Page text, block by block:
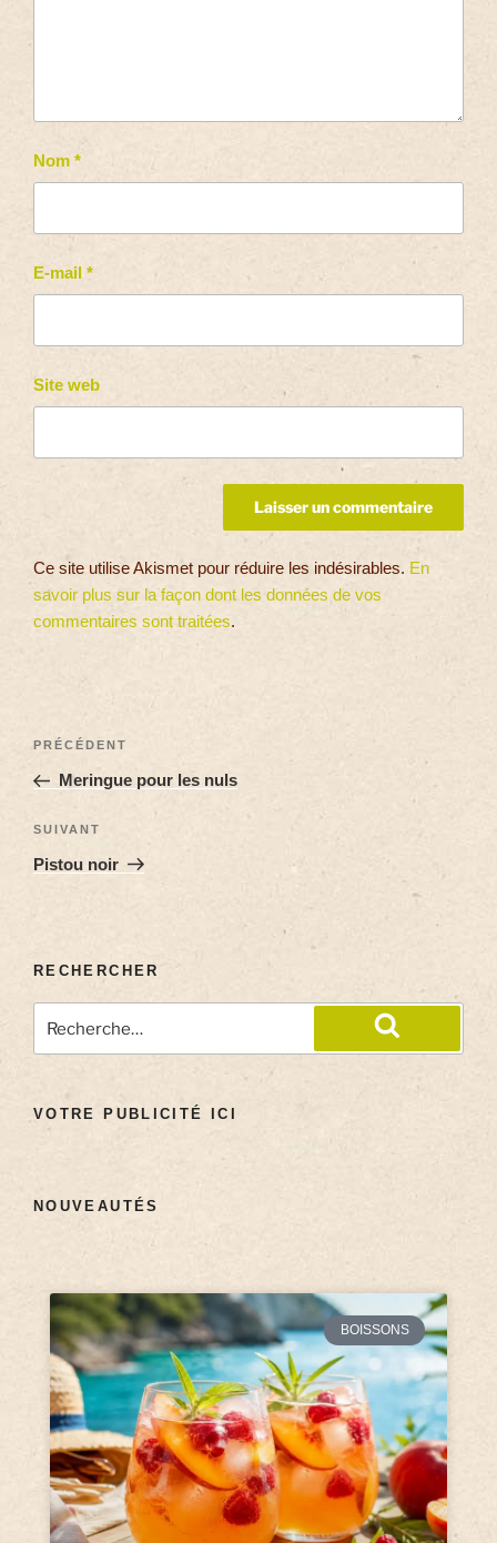
Nom *
E-mail *
Site web
Ce site utilise Akismet pour réduire les indésirables. En
savoir plus sur la façon dont les données de vos
commentaires sont traitées.
PRÉCÉDENT
Meringue pour les nuls
SUIVANT
Pistou noir
RECHERCHER
VOTRE PUBLICITÉ ICI
NOUVEAUTÉS
BOISSONS